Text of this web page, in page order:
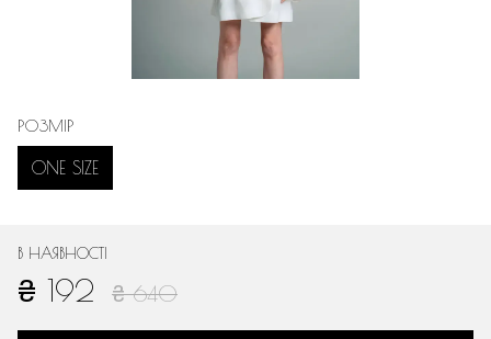
РОЗМІР
ONE SIZE
В НАЯВНОСТІ
₴ 192 ₴ 640